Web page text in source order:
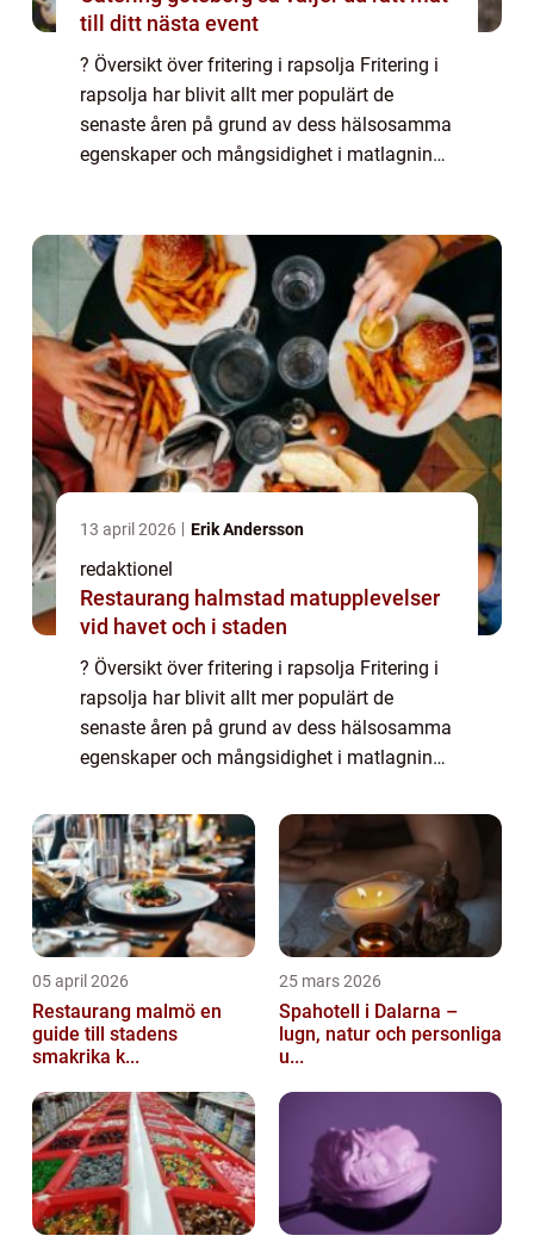
till ditt nästa event
? Översikt över fritering i rapsolja Fritering i
rapsolja har blivit allt mer populärt de
senaste åren på grund av dess hälsosamma
egenskaper och mångsidighet i matlagning.
13 april 2026 Erik Andersson
redaktionel
Restaurang halmstad matupplevelser
vid havet och i staden
? Översikt över fritering i rapsolja Fritering i
rapsolja har blivit allt mer populärt de
senaste åren på grund av dess hälsosamma
egenskaper och mångsidighet i matlagning.
på enkelomättat fett och innehåll...
05 april 2026
Restaurang malmö en
guide till stadens
smakrika k...
25 mars 2026
Spahotell i Dalarna –
lugn, natur och personliga
u...